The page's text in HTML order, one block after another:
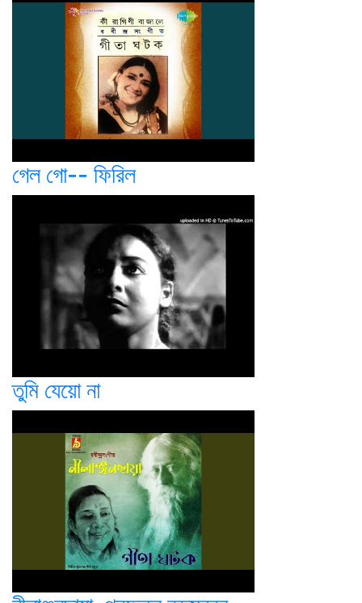
গেল গো-- ফিরিল
তুমি যেয়ো না